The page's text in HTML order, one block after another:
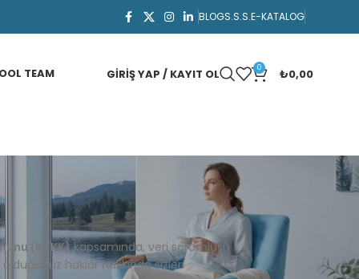
BLOGS.S.S.E-KATALOG
TEAM GIRIŞ YAP / KAYIT OL 0 ₺0,00
(KVKK) kapsamında, verisorumlusu
olduğunuz haklarhakkındasizleri